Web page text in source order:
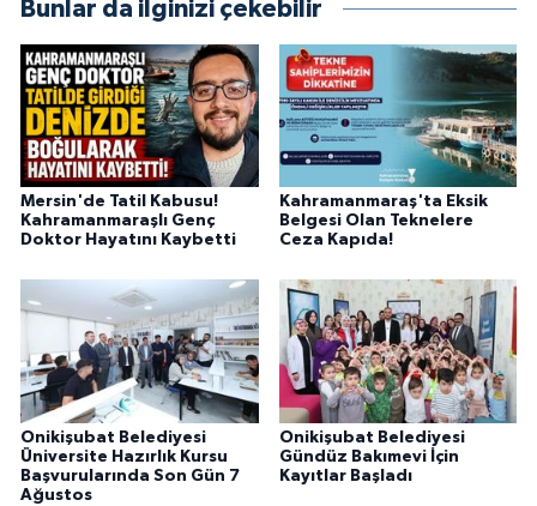
Bunlar da ilginizi çekebilir
Mersin'de Tatil Kabusu!
Kahramanmaraşlı Genç
Doktor Hayatını Kaybetti
Kahramanmaraş'ta Eksik
Belgesi Olan Teknelere
Ceza Kapıda!
Onikişubat Belediyesi
Üniversite Hazırlık Kursu
Başvurularında Son Gün 7
Ağustos
Onikişubat Belediyesi
Gündüz Bakımevi İçin
Kayıtlar Başladı